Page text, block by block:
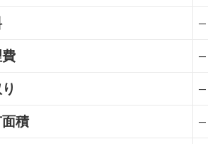
–
–
–
積
–